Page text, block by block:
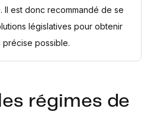
Il est donc recommandé de se
législatives pour obtenir
précise possible.
régimes de